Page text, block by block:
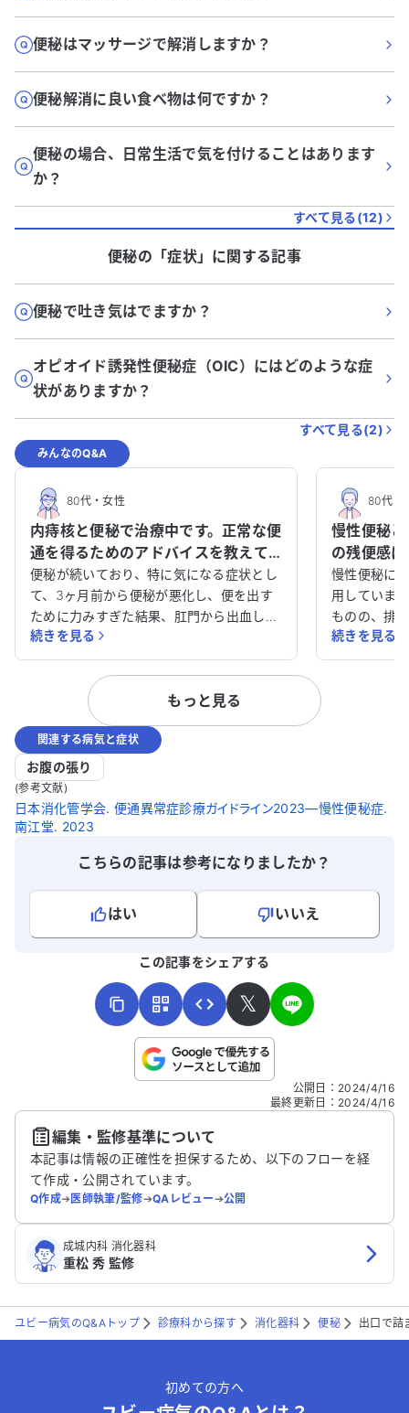
便秘はマッサージで解消しますか？
便秘解消に良い食べ物は何ですか？
便秘の場合、日常生活で気を付けることはあります
か？
すべて見る(12)
便秘の「症状」に関する記事
便秘で吐き気はでますか？
オピオイド誘発性便秘症（OIC）にはどのような症
状がありますか？
すべて見る(2)
みんなのQ&A
80代・女性
内痔核と便秘で治療中です。正常な便
通を得るためのアドバイスを教えて
ください。
便秘が続いており、特に気になる症状とし
て、3ヶ月前から便秘が悪化し、便を出す
ために力みすぎた結果、肛門から出血して
しまいました。驚いて肛門科を受診したと
ころ、内痔核と診断されました。念のため
胃と大腸の内視鏡検査を受けましたが、異
常は見つかりませんでした。 便秘がさら
に悪化し、さまざまな薬を試しましたが改
善されません。便秘薬を服用すると泥状の
便になり、自然な便が出なくなってしまい
ました。その結果、体調も徐々に悪化し、
食事も思うように摂れません。 本当にい
ぼ痔なのでしょうか。また、便が正常に出
しょうか。アドバイスをいただけると助か
ります。どうかよろしくお願いいたしま
続きを見る
80代・
慢性便秘
の残便感
ください。
慢性便秘に
用していま
ものの、排
日中不快な
剤も試しま
けると助か
続きを見る
もっと見る
関連する病気と症状
お腹の張り
(参考文献)
日本消化管学会. 便通異常症診療ガイドライン2023―慢性便秘症.
南江堂. 2023
こちらの記事は参考になりましたか？
はい
いいえ
こちらは送信専用のフォームです。氏名やご自身の病気の詳細な
送信する
この記事をシェアする
𝕏
公開日 ： 2024/4/16
最終更新日 ： 2024/4/16
編集・監修基準について
本記事は情報の正確性を担保するため、以下のフローを経
て作成・公開されています。
Q作成➔医師執筆/監修➔QAレビュー➔公開
成城内科 消化器科
重松 秀 監修
ユビー病気のQ&Aトップ 診療科から探す 消化器科 便秘 出口で詰
初めての方へ